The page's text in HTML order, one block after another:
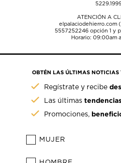
ATENCIÓN A
elpalaciodehierro.com
5557252246opción 1 y
Horario: 09:00am
OBTÉN LAS ÚLTIMAS
Regístrate y recibe
Las últimas
Promociones,
MUJER